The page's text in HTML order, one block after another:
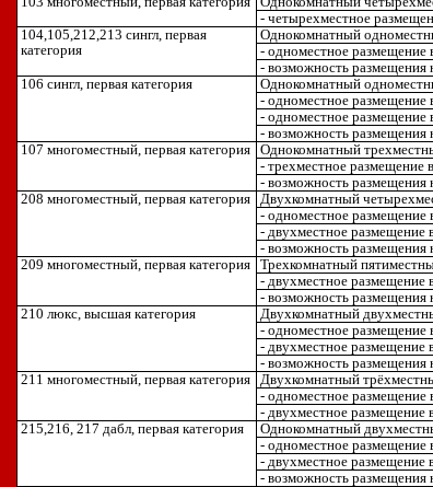
- четырехместное
104,105,212,213 сингл, первая
категория
Однокомнатный
- одноместное размещение
- возможность размещения
106 сингл, первая категория
Однокомнатный
- одноместное размещение
- одноместное
- возможность размещения
107 многоместный, первая категория
Однокомнатный
- трехместное размещение
- возможность размещения
208 многоместный, первая категория
Двухкомнатный
- одноместное размещение
- двухместное размещение
- возможность размещения
209 многоместный, первая категория
Трехкомнатный
- двухместное размещение
- возможность размещения
210 люкс, высшая категория
Двухкомнатный
- одноместное размещение
- двухместное размещение
- возможность размещения
211 многоместный, первая категория
Двухкомнатный
- одноместное размещение
- двухместное размещение
215,216, 217 дабл, первая категория
Однокомнатный
- одноместное размещение
- двухместное размещение
- возможность размещения